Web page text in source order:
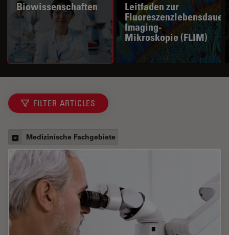
Biowissenschaften
Leitfaden zur
Fluoreszenzlebensdauer-
Imaging-
Mikroskopie (FLIM)
FILTER ARTICLES
Medizinische Fachgebiete